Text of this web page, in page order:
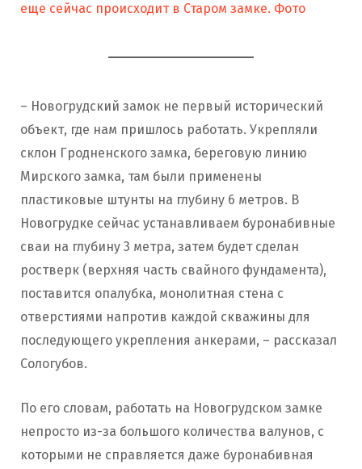
еще сейчас происходит в Старом замке. Фото
– Новогрудский замок не первый исторический
объект, где нам пришлось работать. Укрепляли
склон Гродненского замка, береговую линию
Мирского замка, там были применены
пластиковые штунты на глубину 6 метров. В
Новогрудке сейчас устанавливаем буронабивные
сваи на глубину 3 метра, затем будет сделан
ростверк (верхняя часть свайного фундамента),
поставится опалубка, монолитная стена с
отверстиями напротив каждой скважины для
последующего укрепления анкерами, – рассказал
Сологубов.
По его словам, работать на Новогрудском замке
непросто из-за большого количества валунов, с
которыми не справляется даже буронабивная